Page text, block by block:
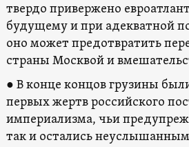
твердо привержено
будущему и при адекватной
оно может предотвратить
страны Москвой и
● В конце концов грузины
первых жертв российского
империализма, чьи
так и остались